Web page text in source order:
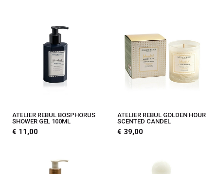
ATELIER REBUL BOSPHORUS
SHOWER GEL 100ML
€ 11,00
ATELIER REBUL GOLDEN HOUR
SCENTED CANDEL
€ 39,00